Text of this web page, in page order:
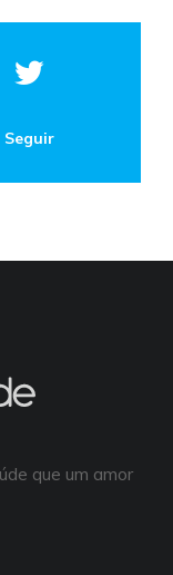
Seguir
que um amor